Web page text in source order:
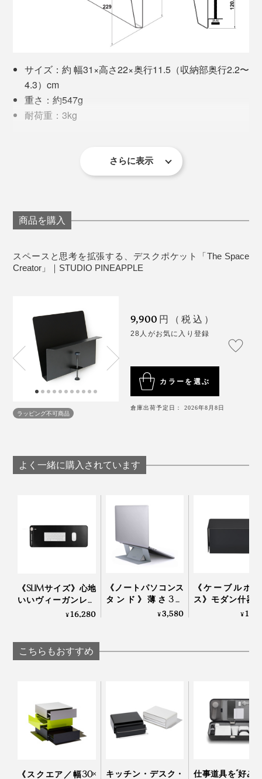
「クラムシェルモード」とは、ノートPCを閉じたまま、外部モニター、キーボー
ド、マウスを接続して、デスクトップPCのように使うスタイル
ブルに取り付けてもなにかと便利。
在宅ワークの資料やPC、読みかけの本や雑誌、子ども
の宿題など、テーブルを空けたい時に瞬時に片づけら
お店を経営されているなら、メニュー表などの収納にも
よさそう。洗練されたインテリアにもマッチします。
きるか、ご自身のデスクをご確認ください。
天板の端に丸みがある場合も、本品との接地面が2.4cm
※ページ下部の《設置可能なデスク・テーブルについて》をご参照ください。
商品はスタイリッシュなBOX入りなので、整頓が苦手な
人へのプレゼントにもどうぞ。
本体のイメージはすぐに形になったものの、ネックにな
ったのが、留め具。
く、そのサイズも位置もまちまち。幅広いデスクに、フ
なかなか見つからない。
着きました。
一見なんてことないように見えるかもしれませんが、こ
の手があったか！的な、すごい構造だと思っています。
早速使い始めて1ヶ月。僕は、デスクの左右にひとつず
脳系）、左には処理する必要のある書類や郵便（左脳
系）を入れて、使い分けています。
えていなくていい。すぐに識別できるから、何かを探す
デスクが片づくことで、頭の中のゴチャゴチャも片づい
て、余白が拡張する実感あり。おかげで、最近始めた動
画の編集も、サクサクはかどってます。
ネット式の収納オプションを開発予定。お楽しみに！
サイズ：約 幅31×高さ22×奥行11.5（収納部奥行2.2〜
4.3）cm
重さ：約547g
耐荷重：3kg
《設置可能なデスク・テーブルについて》
＊GとHのタイプには設置できません
＊A〜Fタイプの天板の場合は、下記の条件をご参照く
ださい。
＊円形テーブルには設置できません。
さらに表示
商品を購入
スペースと思考を拡張する、デスクポケット「The Space
Creator」｜STUDIO PINEAPPLE
ラッピング不可商品
9,900 円（税込）
28人がお気に入り登録
カラーを選ぶ
倉庫出荷予定日： 2026年8月8日
よく一緒に購入されています
《SLIMサイズ》心地
いいヴィーガンレザ
ーの手触り、自然と
｜Orbitkey Deskmat
¥16,280
《ノートパソコンス
タンド》薄さ3ミ
リ！目線が上がっ
¥3,580
《ケーブルボ
ス》モダン什器
カーが作ったス
¥
こちらもおすすめ
《スクエア／幅30× キッチン・デスク・ 仕事道具を“好み